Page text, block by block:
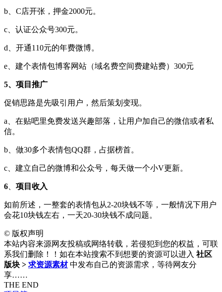
b、C店开张，押金2000元。
c、认证公众号300元。
d、开通110元的年费微博。
e、建个表情包博客网站（域名费空间费建站费）300元
5、项目推广
促销思路是先吸引用户，然后策划变现。
a、在贴吧里免费发送兴趣部落，让用户加自己的微信或者私
信。
b、做30多个表情包QQ群，占据榜首。
c、建立自己的微博和公众号，每天做一个小V更新。
6 项目收入
如前所述，一整套的表情包从2-20块钱不等，一般情况下用户
会花10块钱左右，一天20-30块钱不成问题。
© 版权声明
本站内容来源网友投稿或网络转载，若侵犯到您的权益，可联
系我们删除！！如在本站搜索不到想要的资源可以进入 社区
版块 > 求资源素材 中发布自己的资源需求，等待网友分
享……
THE END